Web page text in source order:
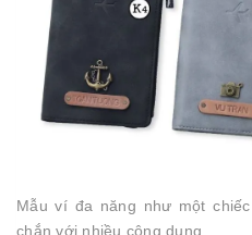
Mẫu ví đa năng như một
chắn với nhiều công dụng